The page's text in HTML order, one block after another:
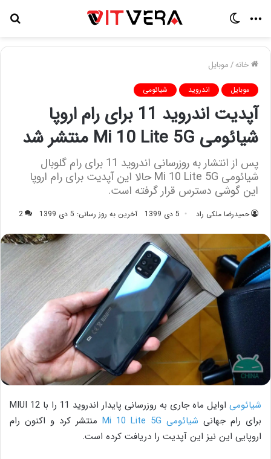
منو
خانه/موبایل
موبایل اندروید شیائومی
آپدیت اندروید 11 برای رام اروپا
شیائومی Mi 10 Lite 5G منتشر شد
پس از انتشار به روزرسانی اندروید 11 برای رام گلوبال
شیائومی Mi 10 Lite 5G حالا این آپدیت برای رام اروپا
این گوشی دسترس قرار گرفته است.
حمیدرضا ملکی راد 5 دی 1399 آخرین به روز رسانی: 5 دی 1399 2
شیائومی
اوایل ماه جاری به روزرسانی پایدار اندروید 11 را با MIUI 12
برای رام جهانی شیائومی Mi 10 Lite 5G
منتشر کرد و اکنون رام
اروپایی این نیز این آپدیت را دریافت کرده است.